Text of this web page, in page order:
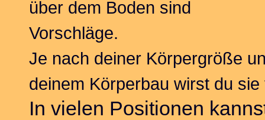
über dem Boden sind
Vorschläge.
Je nach deiner Körpergröße
deinem Körperbau wirst du
In vielen Positionen